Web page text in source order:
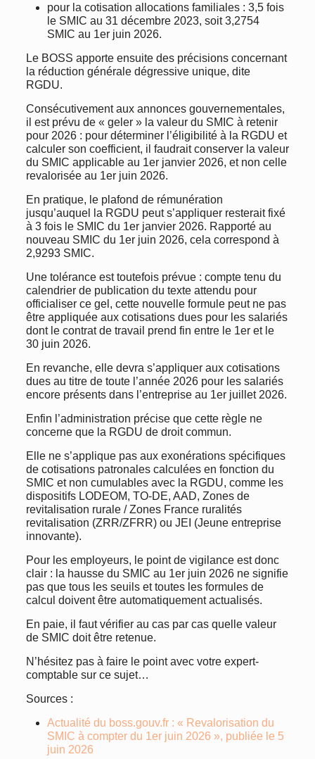
pour la cotisation allocations familiales : 3,5 fois
le SMIC au 31 décembre 2023, soit 3,2754
SMIC au 1er juin 2026.
Le BOSS apporte ensuite des précisions concernant
la réduction générale dégressive unique, dite
RGDU.
Consécutivement aux annonces gouvernementales,
il est prévu de « geler » la valeur du SMIC à retenir
pour 2026 : pour déterminer l’éligibilité à la RGDU et
calculer son coefficient, il faudrait conserver la valeur
du SMIC applicable au 1er janvier 2026, et non celle
revalorisée au 1er juin 2026.
En pratique, le plafond de rémunération
jusqu’auquel la RGDU peut s’appliquer resterait fixé
à 3 fois le SMIC du 1er janvier 2026. Rapporté au
nouveau SMIC du 1er juin 2026, cela correspond à
2,9293 SMIC.
Une tolérance est toutefois prévue : compte tenu du
calendrier de publication du texte attendu pour
officialiser ce gel, cette nouvelle formule peut ne pas
être appliquée aux cotisations dues pour les salariés
dont le contrat de travail prend fin entre le 1er et le
30 juin 2026.
En revanche, elle devra s’appliquer aux cotisations
dues au titre de toute l’année 2026 pour les salariés
encore présents dans l’entreprise au 1er juillet 2026.
Enfin l’administration précise que cette règle ne
concerne que la RGDU de droit commun.
Elle ne s’applique pas aux exonérations spécifiques
de cotisations patronales calculées en fonction du
SMIC et non cumulables avec la RGDU, comme les
dispositifs LODEOM, TO-DE, AAD, Zones de
revitalisation rurale / Zones France ruralités
revitalisation (ZRR/ZFRR) ou JEI (Jeune entreprise
innovante).
Pour les employeurs, le point de vigilance est donc
clair : la hausse du SMIC au 1er juin 2026 ne signifie
pas que tous les seuils et toutes les formules de
calcul doivent être automatiquement actualisés.
En paie, il faut vérifier au cas par cas quelle valeur
de SMIC doit être retenue.
N’hésitez pas à faire le point avec votre expert-
comptable sur ce sujet…
Sources :
Actualité du boss.gouv.fr : « Revalorisation du
SMIC à compter du 1er juin 2026 », publiée le 5
juin 2026